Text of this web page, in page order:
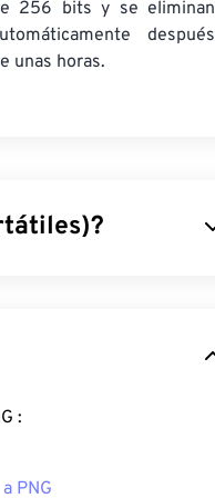
256 bits y se eliminan
después
unas horas.
diseños gráficos. PNG
archivos al formato PNG :
PNG